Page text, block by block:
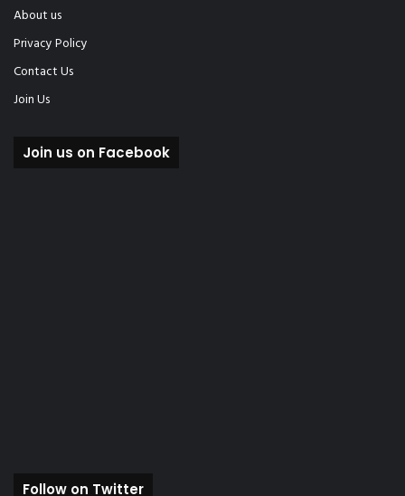
About us
Privacy Policy
Contact Us
Join Us
Join us on Facebook
Follow on Twitter